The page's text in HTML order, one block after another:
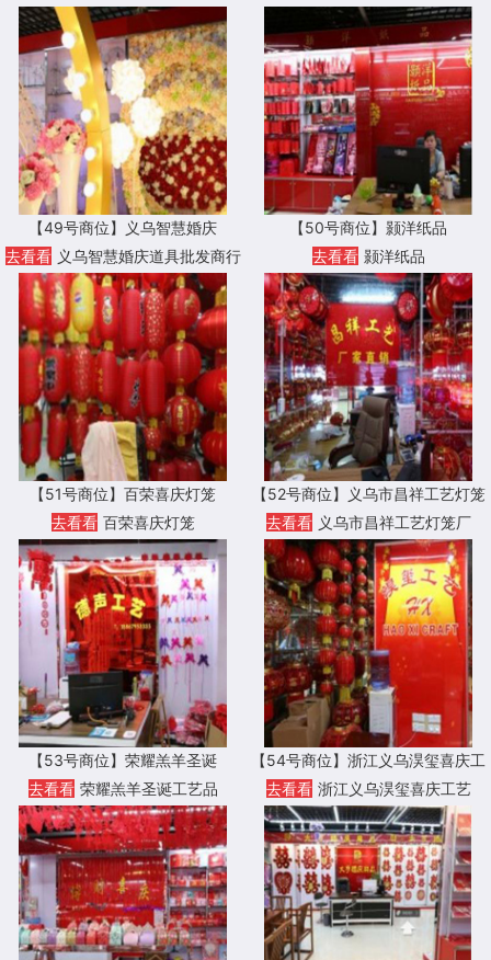
【49号商位】义乌智慧婚庆
去看看 义乌智慧婚庆道具批发商行
【50号商位】颢洋纸品
去看看 颢洋纸品
【51号商位】百荣喜庆灯笼
去看看 百荣喜庆灯笼
【52号商位】义乌市昌祥工艺灯笼
厂
去看看 义乌市昌祥工艺灯笼厂
【53号商位】荣耀羔羊圣诞
去看看 荣耀羔羊圣诞工艺品
【54号商位】浙江义乌淏玺喜庆工
艺
去看看 浙江义乌淏玺喜庆工艺